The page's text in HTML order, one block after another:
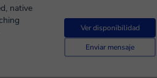
Ver disponibilidad
Enviar mensaje
native